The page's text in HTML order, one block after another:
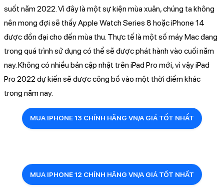
suốt năm 2022. Vì đây là một sự kiện mùa xuân, chúng ta không
nên mong đợi sẽ thấy Apple Watch Series 8 hoặc iPhone 14
được đồn đại cho đến mùa thu. Thực tế là một số máy Mac đang
trong quá trình sử dụng có thể sẽ được phát hành vào cuối năm
nay. Không có nhiều bản cập nhật trên iPad Pro mới, vì vậy iPad
Pro 2022 dự kiến ​​sẽ được công bố vào một thời điểm khác
trong năm nay.
MUA IPHONE 13 CHÍNH HÃNG VN/A GIÁ TỐT NHẤT
MUA IPHONE 12 CHÍNH HÃNG VN/A GIÁ TỐT NHẤT